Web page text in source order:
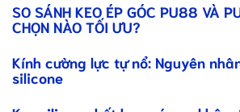
SO SÁNH KEO ÉP GÓC PU88 VÀ
CHỌN NÀO TỐI ƯU?
Kính cường lực tự nổ: Nguyên
silicone